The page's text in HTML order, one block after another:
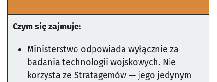
Czym się zajmuje:
Ministerstwo odpowiada wyłącznie za
badania technologii wojskowych. Nie
korzysta ze Stratagemów — jego jedynym